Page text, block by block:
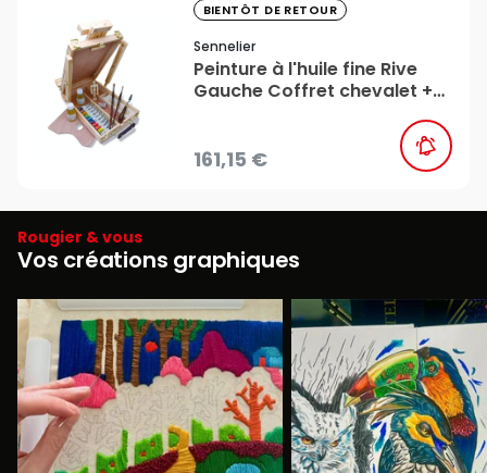
BIENTÔT DE RETOUR
Sennelier
Peinture à l'huile fine Rive
Gauche Coffret chevalet +
161,15 €
Rougier & vous
Vos créations graphiques